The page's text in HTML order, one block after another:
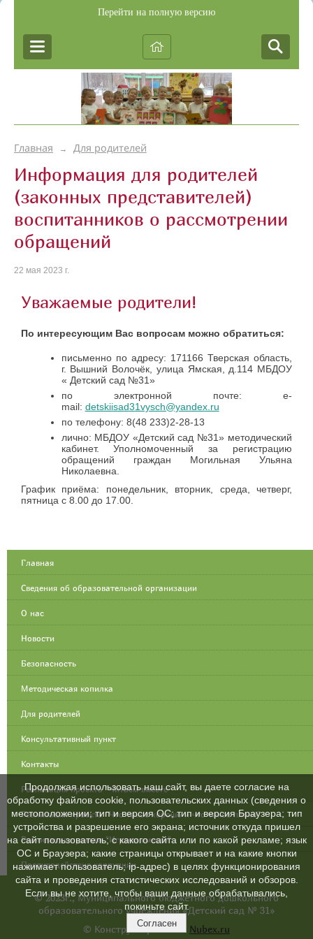
Перейти на полную версию
Главная → Для родителей
Информация для родителей
(законных представителей)
воспитанников о рассмотрении
обращений
22 мая 2023 г.
Уважаемые родители!
По интересующим Вас вопросам можно обратиться:
письменно по адресу: 171166 Тверская область,
г. Вышний Волочёк, улица Ямская, д.114 МБДОУ
« Детский сад №31»
по электронной почте: е-
mail: detskiisad31vysch@yandex.ru
по телефону: 8(48 233)2-28-13
лично: МБДОУ «Детский сад №31» методический
кабинет. Уполномоченный за регистрацию
обращений граждан Могильная Ульяна
Николаевна.
График приёма: понедельник, вторник, среда, четверг,
пятница с 8.00 до 17.00.
Главная
Сведения об образовательной организации
О нас
Новости
Безопасность
Методическая копилка
Для родителей
Консультативный пункт
Контакты
Реализация проекта "Читаем вместе"
Реализация проекта "Что такое хорошо и что такое плохо"
Реализация проекта "Играем вместе"
Противодействие коррупции
© 2023г., Муниципального бюджетного дошкольного
образовательного учреждения «Детский сад № 31»
© Конструктор сайтов Nubex.ru
Продолжая использовать наш сайт, вы даете согласие на
обработку файлов cookie, пользовательских данных (сведения о
местоположении; тип и версия ОС; тип и версия Браузера; тип
устройства и разрешение его экрана; источник откуда пришел
на сайт пользователь; с какого сайта или по какой рекламе; язык
ОС и Браузера; какие страницы открывает и на какие кнопки
нажимает пользователь; ip-адрес) в целях функционирования
сайта и проведения статистических исследований и обзоров.
Если вы не хотите, чтобы ваши данные обрабатывались,
покиньте сайт.
Согласен